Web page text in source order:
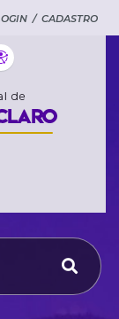
/ CADASTRO